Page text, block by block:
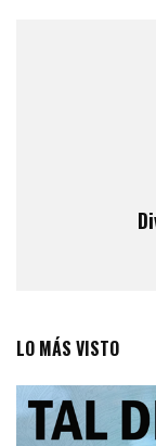
LO MÁS VISTO